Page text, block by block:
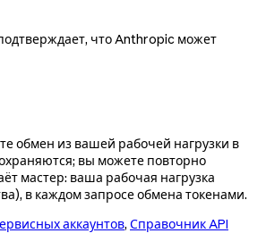
что Anthropic может
обмен из вашей рабочей нагрузки в
вы можете повторно
мастер: ваша рабочая нагрузка
в каждом запросе обмена токенами.
аккаунтов, Справочник API